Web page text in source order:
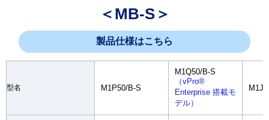
＜MB-S＞
製品仕様はこちら
型名 M1P50/B-S
M1Q50/B-S
（vPro®
Enterprise 搭載モ
デル）